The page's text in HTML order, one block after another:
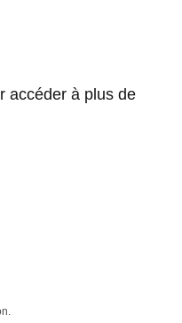
accéder à plus de